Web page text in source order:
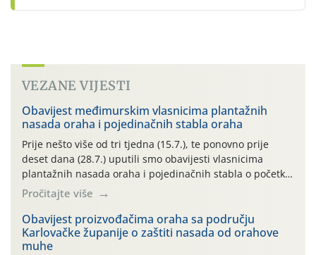
VEZANE VIJESTI
Obavijest međimurskim vlasnicima plantažnih
nasada oraha i pojedinačnih stabla oraha
Prije nešto više od tri tjedna (15.7.), te ponovno prije
deset dana (28.7.) uputili smo obavijesti vlasnicima
plantažnih nasada oraha i pojedinačnih stabla o početku
leta i ovogodišnjoj potrebi usmjerenog suzbijanja
orahove muhe (Rhagoletis completa)! Već dvanaest dana
traje drugi ovogodišnji “toplinski udar”, koji naročito
izražen zadnja šest dana (31.7.-05.8.), jer najviše
temperature zraka svakodnevno […]
Pročitajte više
Obavijest proizvođačima oraha sa području
Karlovačke županije o zaštiti nasada od orahove
muhe